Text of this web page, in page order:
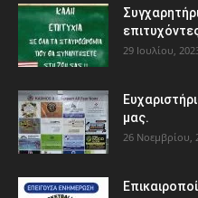
29 Ιουλίου,
μας.
26 Νοεμβρίου,